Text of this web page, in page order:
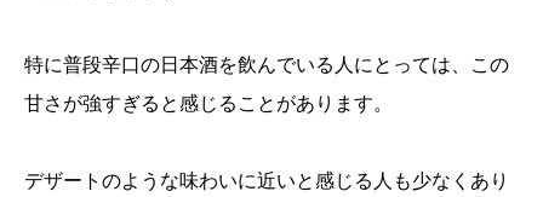
特に普段辛口の日本酒を飲んでいる人にとっては、この
甘さが強すぎると感じることがあります。
デザートのような味わいに近いと感じる人も少なくあり